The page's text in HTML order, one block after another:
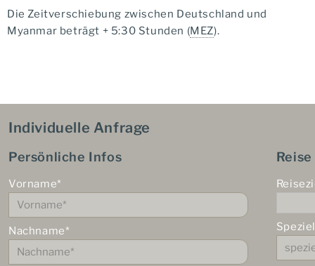
Die Zeitverschiebung zwischen Deutschland und
Myanmar beträgt + 5:30 Stunden (MEZ).
Individuelle Anfrage
Persönliche Infos
Vorname*
Nachname*